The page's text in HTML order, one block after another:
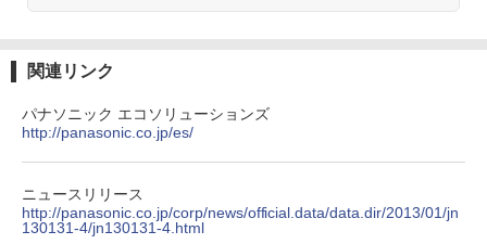
関連リンク
パナソニック エコソリューションズ
http://panasonic.co.jp/es/
ニュースリリース
http://panasonic.co.jp/corp/news/official.data/data.dir/2013/01/jn
130131-4/jn130131-4.html